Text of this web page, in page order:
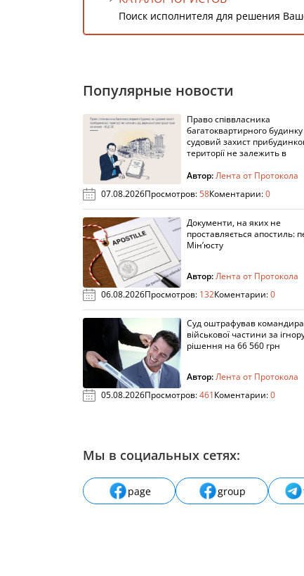
Поиск исполнителя для решения
Популярные новости
Право співвласника
багатоквартирного
судовий захист
території не залежить в
Автор:Лента от Протокола
07.08.2026Просмотров:58Коментарии:0
Документи, на яких не
проставляється апостиль:
Мін’юсту
Автор:Лента от Протокола
06.08.2026Просмотров: 132Коментарии:0
Суд оштрафував командира
військової частини за
рішення на 66 560 грн
Автор:Лента от Протокола
05.08.2026Просмотров:461Коментарии:0
Мы в социальных сетях:
page group